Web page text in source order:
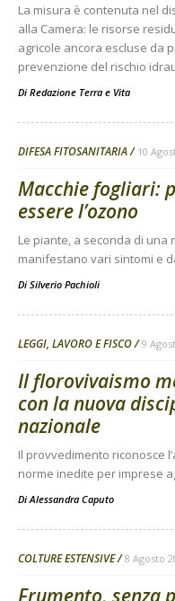
La misura è contenuta nel
alla Camera: le risorse
agricole ancora escluse da
prevenzione del rischio
Di Redazione Terra e Vita
DIFESA FITOSANITARIA 10
Macchie fogliari:
essere l’ozono
Le piante, a seconda di una
manifestano vari sintomi e
Di Silverio Pachioli
LEGGI, LAVORO E FISCO 9
Il florovivaismo
con la nuova
nazionale
Il provvedimento riconosce
norme inedite per imprese
Di Alessandra Caputo
COLTURE ESTENSIVE 8 Agosto
Frumento, senza